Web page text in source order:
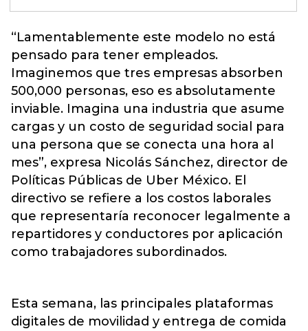
“Lamentablemente este modelo no está
pensado para tener empleados.
Imaginemos que tres empresas absorben
500,000 personas, eso es absolutamente
inviable. Imagina una industria que asume
cargas y un costo de seguridad social para
una persona que se conecta una hora al
mes”, expresa Nicolás Sánchez, director de
Políticas Públicas de Uber México. El
directivo se refiere a los costos laborales
que representaría reconocer legalmente a
repartidores y conductores por aplicación
como trabajadores subordinados.
Esta semana, las principales plataformas
digitales de movilidad y entrega de comida